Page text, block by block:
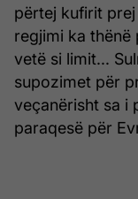
përtej kufirit
regjimi ka thënë
vetë si limit...
supozimet për
veçanërisht sa i
paraqesë për